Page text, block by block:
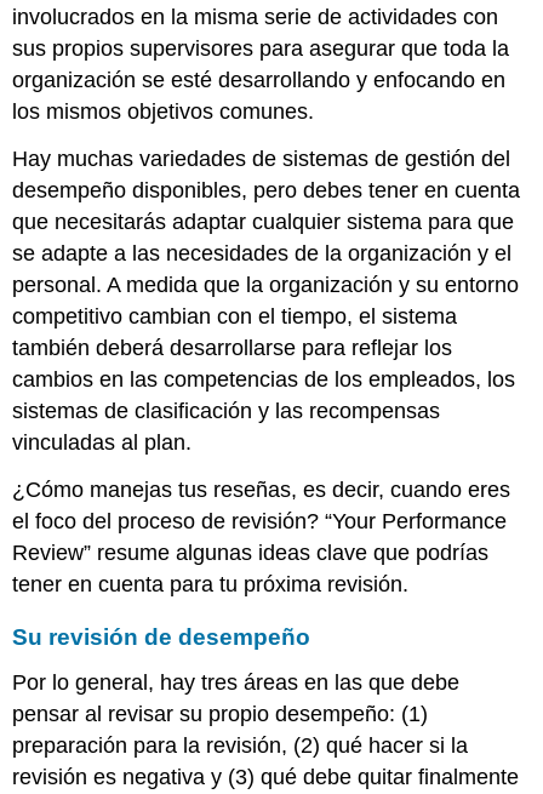
involucrados en la misma serie de actividades con
sus propios supervisores para asegurar que toda la
organización se esté desarrollando y enfocando en
los mismos objetivos comunes.
Hay muchas variedades de sistemas de gestión del
desempeño disponibles, pero debes tener en cuenta
que necesitarás adaptar cualquier sistema para que
se adapte a las necesidades de la organización y el
personal. A medida que la organización y su entorno
competitivo cambian con el tiempo, el sistema
también deberá desarrollarse para reflejar los
cambios en las competencias de los empleados, los
sistemas de clasificación y las recompensas
vinculadas al plan.
¿Cómo manejas tus reseñas, es decir, cuando eres
el foco del proceso de revisión? “Your Performance
Review” resume algunas ideas clave que podrías
tener en cuenta para tu próxima revisión.
Su revisión de desempeño
Por lo general, hay tres áreas en las que debe
pensar al revisar su propio desempeño: (1)
preparación para la revisión, (2) qué hacer si la
revisión es negativa y (3) qué debe quitar finalmente